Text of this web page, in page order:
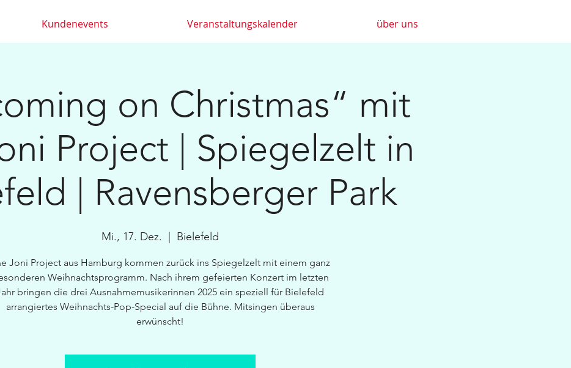
Kundenevents Veranstaltungskalender über uns
on Christmas“ mit
Project | Spiegelzelt in
| Ravensberger Park
Mi., 17. Dez. Bielefeld
Joni Project aus Hamburg kommen zurück ins Spiegelzelt mit einem ganz
Weihnachtsprogramm. Nach ihrem gefeierten Konzert im letzten
bringen die drei Ausnahmemusikerinnen 2025 ein speziell für Bielefeld
arrangiertes Weihnachts-Pop-Special auf die Bühne. Mitsingen überaus
erwünscht!